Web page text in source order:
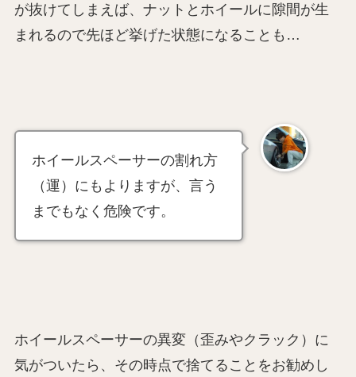
が抜けてしまえば、ナットとホイールに隙間が生
まれるので先ほど挙げた状態になることも…
ホイールスペーサーの割れ方
（運）にもよりますが、言う
までもなく危険です。
ホイールスペーサーの異変（歪みやクラック）に
気がついたら、その時点で捨てることをお勧めし